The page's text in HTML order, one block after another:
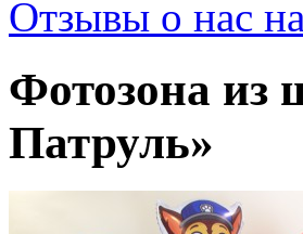
Отзывы о нас
Фотозона из
Патруль»